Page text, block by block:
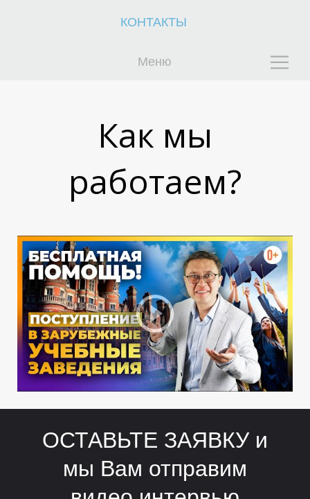
О
КОНТАКТЫ
Меню
О
Как мы
работаем?
ОСТАВЬТЕ ЗАЯВКУ и
мы Вам отправим